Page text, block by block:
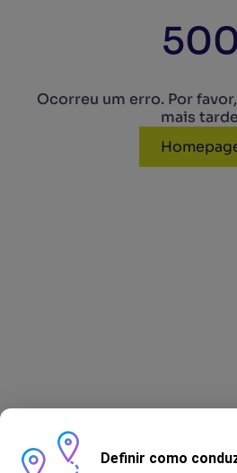
Ocorreu um erro. Por
mais
Definir como